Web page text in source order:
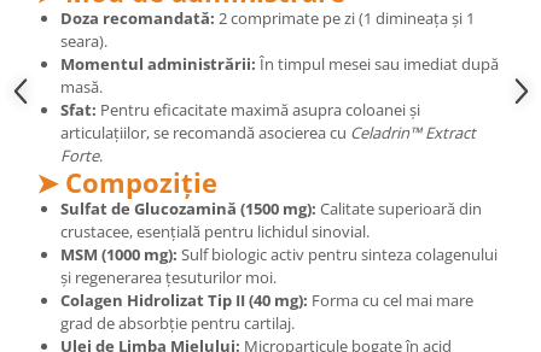
Cătină
Chlorella
Colina
Electroliti
Produse Apicole
Cacao
Doza recomandată: 2 comprimate pe zi (1 dimineața și 1
seara).
Momentul administrării: În timpul mesei sau imediat după
masă.
Sfat: Pentru eficacitate maximă asupra coloanei și
articulațiilor, se recomandă asocierea cu Celadrin™ Extract
Forte.
➤ Compoziție
Sulfat de Glucozamină (1500 mg): Calitate superioară din
crustacee, esențială pentru lichidul sinovial.
MSM (1000 mg): Sulf biologic activ pentru sinteza colagenului
și regenerarea țesuturilor moi.
Colagen Hidrolizat Tip II (40 mg): Forma cu cel mai mare
grad de absorbție pentru cartilaj.
Ulei de Limba Mielului: Microparticule bogate în acid